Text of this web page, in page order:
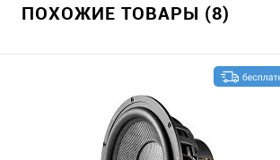
ПОХОЖИЕ ТОВАРЫ (8)